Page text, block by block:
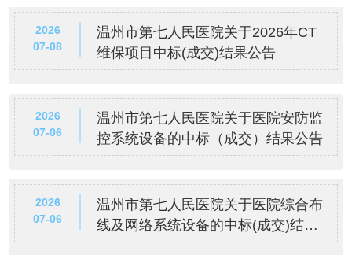
2026
07-08
温州市第七人民医院关于2026年CT
维保项目中标(成交)结果公告
2026
07-06
温州市第七人民医院关于医院安防监
控系统设备的中标（成交）结果公告
2026
07-06
温州市第七人民医院关于医院综合布
线及网络系统设备的中标(成交)结果
公告